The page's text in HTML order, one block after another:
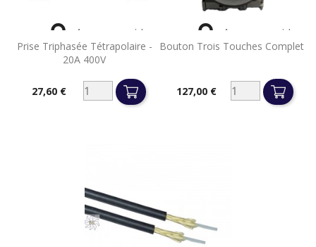
Prise Triphasée Tétrapolaire -
20A 400V
Prix27,60 €
 Aperçu rapide
Bouton Trois Touches Complet
Prix127,00 €
 Aperçu rapide